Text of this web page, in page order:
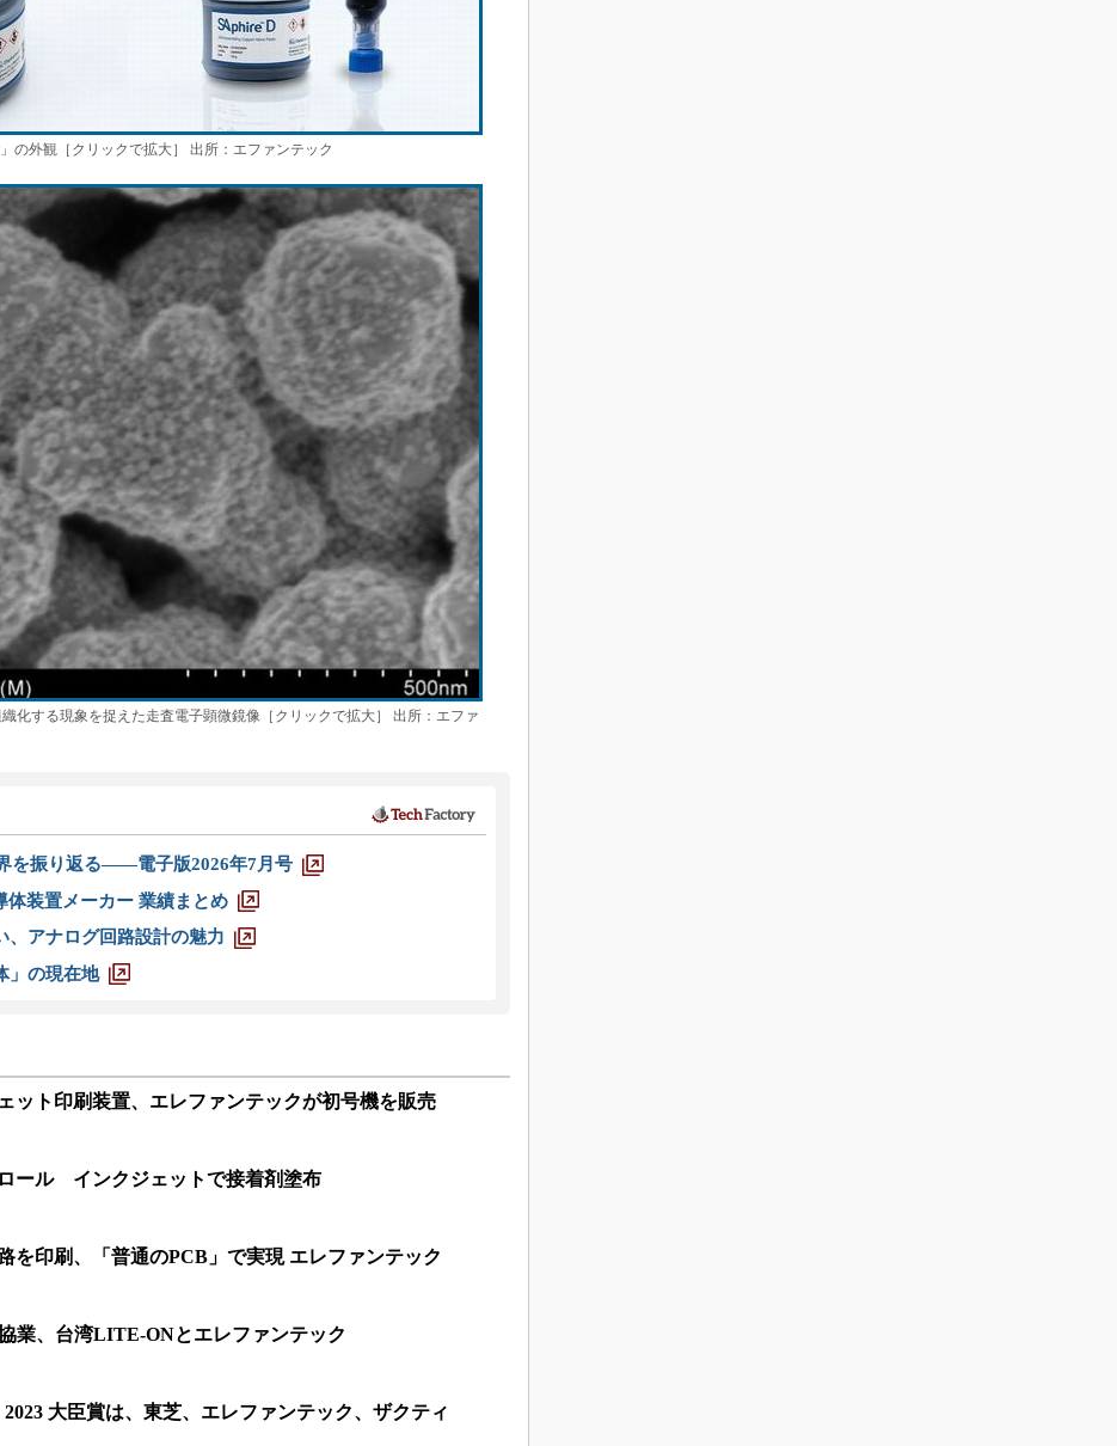
の外観［クリックで拡大］ 出所：エファンテック
化する現象を捉えた走査電子顕微鏡像［クリックで拡大］ 出所：エファ
を振り返る――電子版2026年7月号
体装置メーカー 業績まとめ
、アナログ回路設計の魅力
」の現在地
ット印刷装置、エレファンテックが初号機を販売
ール インクジェットで接着剤塗布
を印刷、「普通のPCB」で実現 エレファンテック
業、台湾LITE-ONとエレファンテック
大臣賞は、東芝、エレファンテック、ザクティ